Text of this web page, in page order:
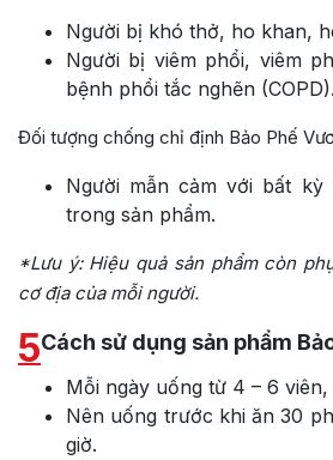
Người bị khó thở, ho khan,
Người bị viêm phổi, viêm
bệnh phổi tắc nghẽn (COPD).
Đối tượng chống chỉ định Bảo Phế
Người mẫn cảm với bất
trong sản phẩm.
*Lưu ý: Hiệu quả sản phẩm còn
cơ địa của mỗi người.
5Cách sử dụng sản phẩm
Mỗi ngày uống từ 4 – 6
Nên uống trước khi ăn 30
giờ.